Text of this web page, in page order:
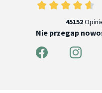
45152
Nie przegap